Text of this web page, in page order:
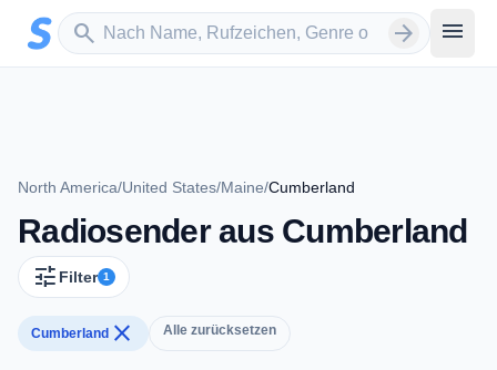
Zum Hauptinhalt springen
search
Sender suchen arrow_forward menu
North America/United States/Maine/Cumberland
Radiosender aus Cumberland
tune Filter 1
Cumberland close Alle zurücksetzen